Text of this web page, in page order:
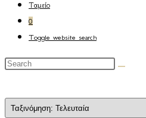
Ταμείο
0
Toggle website search